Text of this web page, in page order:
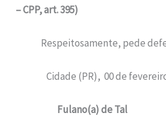
– CPP, art. 395)
Respeitosamente, pede
Cidade (PR), 00 de fevereiro
Fulano(a) de Tal